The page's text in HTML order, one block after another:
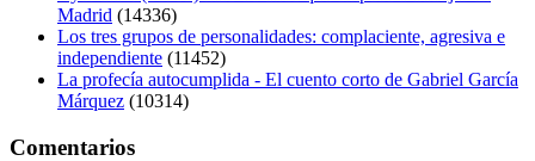
Madrid (14336)
Los tres grupos de personalidades: complaciente, agresiva e
independiente (11452)
La profecía autocumplida - El cuento corto de Gabriel García
Márquez (10314)
Comentarios